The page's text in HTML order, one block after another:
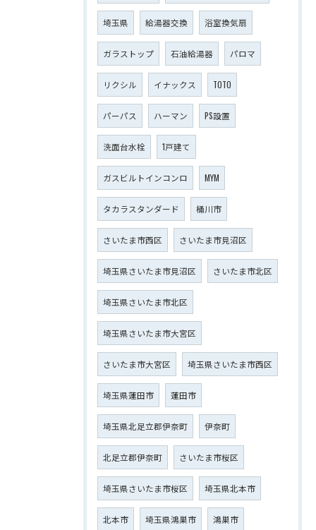
埼玉県 給湯器交換 浴室換気扇
ガラストップ 石油給湯器 パロマ
リクシル イナックス TOTO
パーパス ハーマン PS設置
洗面台水栓 1戸建て
ガスビルトインコンロ MYM
タカラスタンダード 桶川市
さいたま市西区 さいたま市見沼区
埼玉県さいたま市見沼区 さいたま市北区
埼玉県さいたま市北区
埼玉県さいたま市大宮区
さいたま市大宮区 埼玉県さいたま市西区
埼玉県蓮田市 蓮田市
埼玉県北足立郡伊奈町 伊奈町
北足立郡伊奈町 さいたま市桜区
埼玉県さいたま市桜区 埼玉県北本市
北本市 埼玉県鴻巣市 鴻巣市